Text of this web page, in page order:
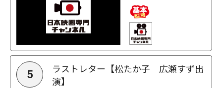
5
ラストレター【松たか子 広瀬すず出
演】